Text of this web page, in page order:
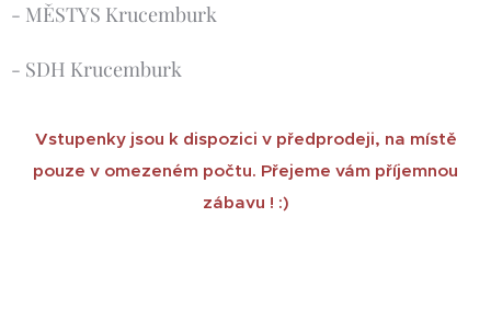
- MĚSTYS Krucemburk
- SDH Krucemburk
Vstupenky jsou k dispozici v předprodeji, na místě
pouze v omezeném počtu. Přejeme vám příjemnou
zábavu ! :)